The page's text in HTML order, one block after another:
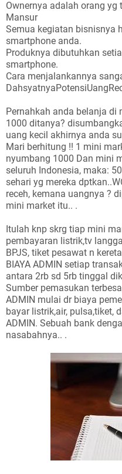
Ownernya adalah orang
Mansur
Semua kegiatan bisnisnya
smartphone anda.
Produknya dibutuhkan
smartphone.
Cara menjalankannya
Pernahkah anda belanja di
1000 ditanya?
uang kecil akhirnya anda
Mari berhitung !! 1 mini
nyumbang 1000 Dan mini
seluruh Indonesia, maka:
sehari yg mereka
receh, kemana uangnya ?
mini market itu.. .
Itulah knp skrg tiap mini
pembayaran listrik,tv
BPJS, tiket pesawat n
BIAYA ADMIN setiap
antara 2rb sd 5rb tinggal
Sumber pemasukan
ADMIN mulai dr biaya
bayar listrik,air, pulsa,tiket,
ADMIN. Sebuah bank
nasabahnya.. .